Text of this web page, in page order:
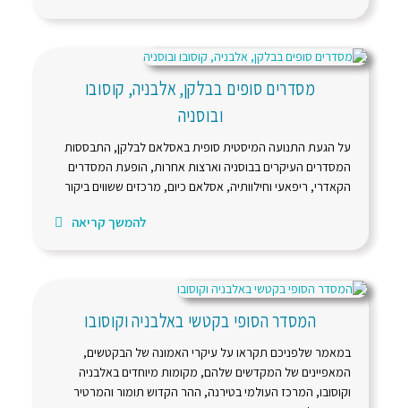
מסדרים סופים בבלקן, אלבניה, קוסובו
ובוסניה
על הגעת התנועה המיסטית סופית באסלאם לבלקן, התבססות
המסדרים העיקרים בבוסניה וארצות אחרות, הופעת המסדרים
הקאדרי, ריפאעי וחילוותיה, אסלאם כיום, מרכזים ששווים ביקור
להמשך קריאה
המסדר הסופי בקטשי באלבניה וקוסובו
במאמר שלפניכם תקראו על עיקרי האמונה של הבקטשים,
המאפיינים של המקדשים שלהם, מקומות מיוחדים באלבניה
וקוסובו, המרכז העולמי בטירנה, ההר הקדוש תומור והמרטיר